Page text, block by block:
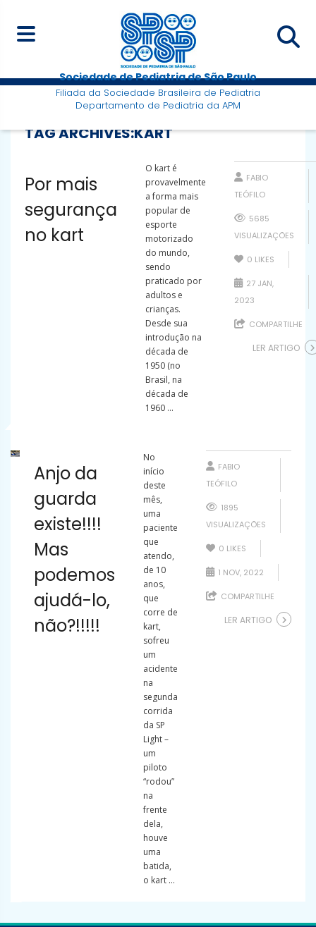
Sociedade de Pediatria de São Paulo
Filiada da Sociedade Brasileira de Pediatria
Departamento de Pediatria da APM
TAG ARCHIVES:KART
Por mais
segurança
no kart
O kart é
provavelmente
a forma mais
popular de
esporte
motorizado
do mundo,
sendo
praticado por
adultos e
crianças.
Desde sua
introdução na
década de
1950 (no
Brasil, na
década de
1960 ...
FABIO
TEÓFILO
5685
VISUALIZAÇÕES
0 LIKES
27 JAN,
2023
COMPARTILHE
LER ARTIGO
Anjo da
guarda
existe!!!!
Mas
podemos
ajudá-lo,
não?!!!!!
No
início
deste
mês,
uma
paciente
que
atendo,
de 10
anos,
que
corre de
kart,
sofreu
um
acidente
na
segunda
corrida
da SP
Light –
um
piloto
“rodou”
na
frente
dela,
houve
uma
batida,
o kart ...
FABIO
TEÓFILO
1895
VISUALIZAÇÕES
0 LIKES
1 NOV, 2022
COMPARTILHE
LER ARTIGO